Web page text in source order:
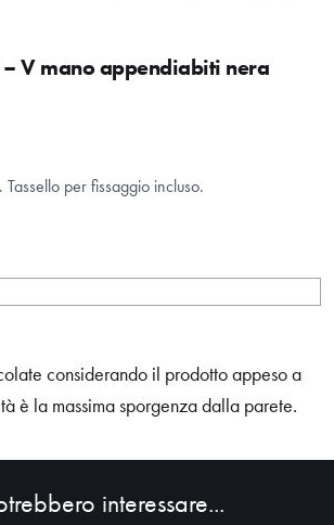
– V mano appendiabiti nera
per fissaggio incluso.
considerando il prodotto appeso a
è la massima sporgenza dalla parete.
interessare...